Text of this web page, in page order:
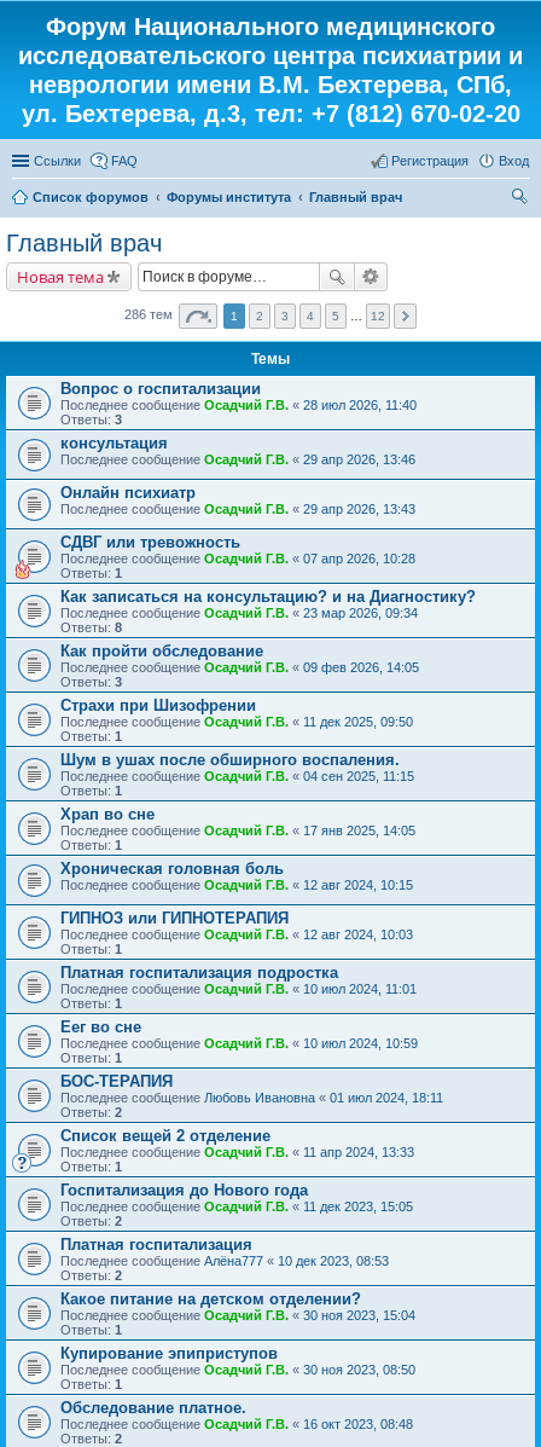
Форум Национального медицинского
исследовательского центра психиатрии и
неврологии имени В.М. Бехтерева, СПб,
ул. Бехтерева, д.3, тел: +7 (812) 670-02-20
Ссылки FAQ Вход
Регистрация
Список форумов Форумы института
Главный врач
Главный врач
Новая тема
286 тем 1 2 3 4 5 12
Темы
Вопрос о госпитализации
Последнее сообщение Осадчий Г.В. « 28 июл 2026, 11:40
Ответы: 3
консультация
Последнее сообщение Осадчий Г.В. « 29 апр 2026, 13:46
Онлайн психиатр
Последнее сообщение Осадчий Г.В. « 29 апр 2026, 13:43
СДВГ или тревожность
Последнее сообщение Осадчий Г.В. « 07 апр 2026, 10:28
Ответы: 1
Как записаться на консультацию? и на Диагностику?
Последнее сообщение Осадчий Г.В. « 23 мар 2026, 09:34
Ответы: 8
Как пройти обследование
Последнее сообщение Осадчий Г.В. « 09 фев 2026, 14:05
Ответы: 3
Страхи при Шизофрении
Последнее сообщение Осадчий Г.В. « 11 дек 2025, 09:50
Ответы: 1
Шум в ушах после обширного воспаления.
Последнее сообщение Осадчий Г.В. « 04 сен 2025, 11:15
Ответы: 1
Храп во сне
Последнее сообщение Осадчий Г.В. « 17 янв 2025, 14:05
Ответы: 1
Хроническая головная боль
Последнее сообщение Осадчий Г.В. « 12 авг 2024, 10:15
ГИПНОЗ или ГИПНОТЕРАПИЯ
Последнее сообщение Осадчий Г.В. « 12 авг 2024, 10:03
Ответы: 1
Платная госпитализация подростка
Последнее сообщение Осадчий Г.В. « 10 июл 2024, 11:01
Ответы: 1
Еег во сне
Последнее сообщение Осадчий Г.В. « 10 июл 2024, 10:59
Ответы: 1
БОС-ТЕРАПИЯ
Последнее сообщение Любовь Ивановна « 01 июл 2024, 18:11
Ответы: 2
Список вещей 2 отделение
Последнее сообщение Осадчий Г.В. « 11 апр 2024, 13:33
Ответы: 1
Госпитализация до Нового года
Последнее сообщение Осадчий Г.В. « 11 дек 2023, 15:05
Ответы: 2
Платная госпитализация
Последнее сообщение Алёна777 « 10 дек 2023, 08:53
Ответы: 2
Какое питание на детском отделении?
Последнее сообщение Осадчий Г.В. « 30 ноя 2023, 15:04
Ответы: 1
Купирование эпиприступов
Последнее сообщение Осадчий Г.В. « 30 ноя 2023, 08:50
Ответы: 1
Обследование платное.
Последнее сообщение Осадчий Г.В. « 16 окт 2023, 08:48
Ответы: 2